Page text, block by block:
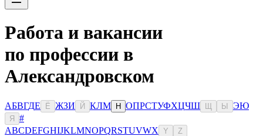
Работа и вакансии
по профессии в
Александровском
АБВГДЕ Ё ЖЗИ Й КЛМ Н ОПРСТУФХЦЧШ Ы ЭЮ
Я
#
ABCDEFGHIJKLMNOPQRSTUVWX Y Z